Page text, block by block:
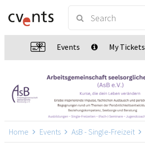
Events My Tickets
Home Events AsB - Single-Freizeit